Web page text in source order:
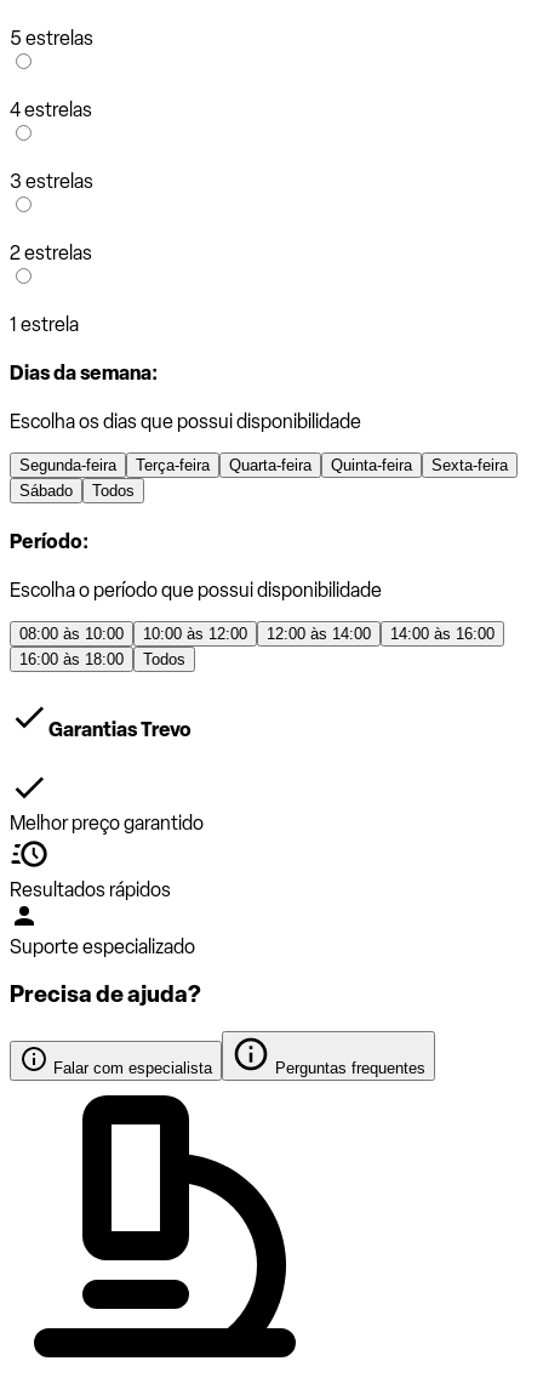
5 estrelas
4 estrelas
3 estrelas
2 estrelas
1 estrela
Dias da semana:
Escolha os dias que possui disponibilidade
Segunda-feira Terça-feira Quarta-feira Quinta-feira
Sexta-feira
Sábado
Todos
Período:
Escolha o período que possui disponibilidade
08:00 às 10:00 10:00 às 12:00 12:00 às 14:00
14:00 às 16:00
16:00 às 18:00
Todos
Garantias Trevo
Melhor preço garantido
Resultados rápidos
Suporte especializado
Precisa de ajuda?
Falar com especialista Perguntas frequentes